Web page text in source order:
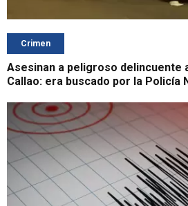
Crimen
Asesinan a peligroso delincuente
Callao: era buscado por la Policía